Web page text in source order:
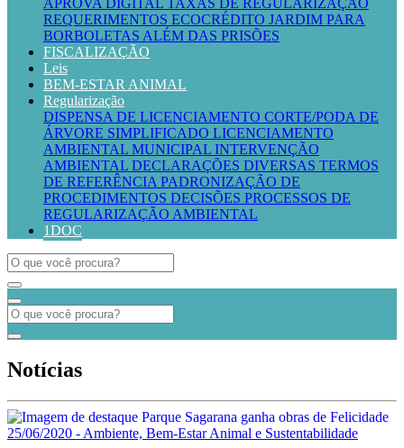
APROVA DIGITAL TAXAS DE REGULARIZAÇÃO
REQUERIMENTOS ECOCRÉDITO JARDIM PARA
BORBOLETAS ALÉM DAS PRISÕES
FISCALIZAÇÃO
Leis
BEM-ESTAR ANIMAL
Regularização
DISPENSA DE LICENCIAMENTO CORTE/PODA DE
ÁRVORE SIMPLIFICADO LICENCIAMENTO
AMBIENTAL MUNICIPAL INTERVENÇÃO
AMBIENTAL DECLARAÇÕES DIVERSAS TERMOS
DE REFERÊNCIA PADRONIZAÇÃO DE
PROCEDIMENTOS DECISÕES PROCESSOS DE
REGULARIZAÇÃO AMBIENTAL
1DOC
Notícias
25/06/2020 - Ambiente, Bem-Estar Animal e Sustentabilidade